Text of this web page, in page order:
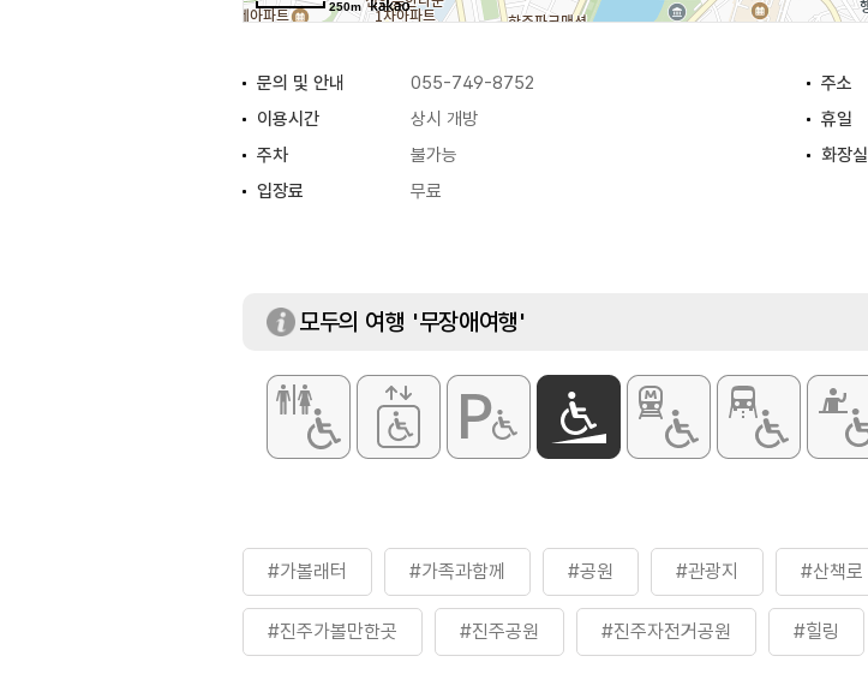
250m
문의 및 안내 055-749-8752 주소
이용시간
상시 개방 휴일
주차
불가능 화장실
입장료
무료
모두의 여행 '무장애여행'
#가볼래터 #가족과함께 #공원 #관광지 #산책로
#진주가볼만한곳 #진주공원 #진주자전거공원 #힐링